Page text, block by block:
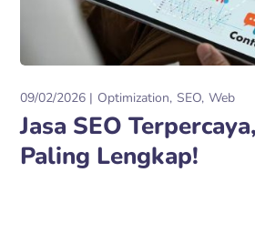
09/02/2026 Optimization SEO Web
Jasa SEO
Paling Lengkap!